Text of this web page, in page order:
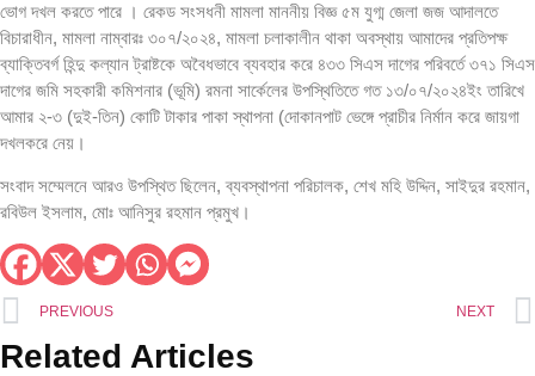
ভোগ দখল করতে পারে । রেকড সংসধনী মামলা মাননীয় বিজ্ঞ ৫ম যুগ্ম জেলা জজ আদালতে
বিচারাধীন, মামলা নাম্বারঃ ৩০৭/২০২৪, মামলা চলাকালীন থাকা অবস্থায় আমাদের প্রতিপক্ষ
ব্যাক্তিবর্গ হিন্দু কল্যান ট্রাষ্টকে অবৈধভাবে ব্যবহার করে ৪৩৩ সিএস দাগের পরিবর্তে ৩৭১ সিএস
দাগের জমি সহকারী কমিশনার (ভূমি) রমনা সার্কেলের উপস্থিতিতে গত ১৩/০৭/২০২৪ইং তারিখে
আমার ২-৩ (দুই-তিন) কোটি টাকার পাকা স্থাপনা (দোকানপাট ভেঙ্গে প্রাচীর নির্মান করে জায়গা
দখলকরে নেয়।
সংবাদ সম্মেলনে আরও উপস্থিত ছিলেন, ব্যবস্থাপনা পরিচালক, শেখ মহি উদ্দিন, সাইদুর রহমান,
রবিউল ইসলাম, মোঃ আনিসুর রহমান প্রমুখ।
PREVIOUS NEXT
Related Articles